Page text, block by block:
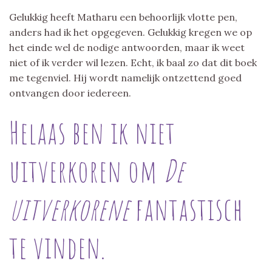
Gelukkig heeft Matharu een behoorlijk vlotte pen,
anders had ik het opgegeven. Gelukkig kregen we op
het einde wel de nodige antwoorden, maar ik weet
niet of ik verder wil lezen. Echt, ik baal zo dat dit boek
me tegenviel. Hij wordt namelijk ontzettend goed
ontvangen door iedereen.
Helaas ben ik niet
uitverkoren om De
uitverkorenefantastisch
te vinden.